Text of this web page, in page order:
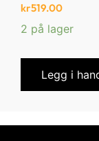
kr519.00
2 på lager
Legg i